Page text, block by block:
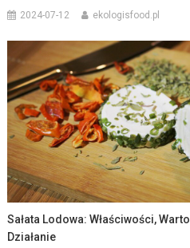
2024-07-12 ekologisfood.pl
Sałata Lodowa: Właściwości,
Działanie